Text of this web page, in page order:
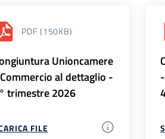
PDF (150KB)
Unioncamere
al dettaglio -
trimestre 2026
FILE